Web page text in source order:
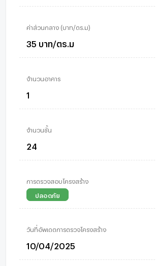
ค่าส่วนกลาง (บาท/ตร.ม)
35 บาท/ตร.ม
จำนวนอาคาร
1
จำนวนชั้น
24
การตรวจสอบโครงสร้าง
ปลอดภัย
วันที่อัพเดตการตรวจโครงสร้าง
10/04/2025